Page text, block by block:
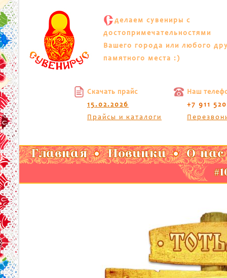
С делаем сувениры с
достопримечательностями
Вашего города или любого
памятного места :)
Скачать прайс
15.02.2026
Прайсы и каталоги
Наш
+7 911
Главная Новинки О нас